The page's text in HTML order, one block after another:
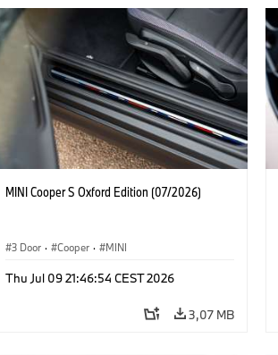
MINI Cooper S Oxford Edition (07/2026)
3 Door · Cooper · MINI
Thu Jul 09 21:46:54 CEST 2026
3,07 MB